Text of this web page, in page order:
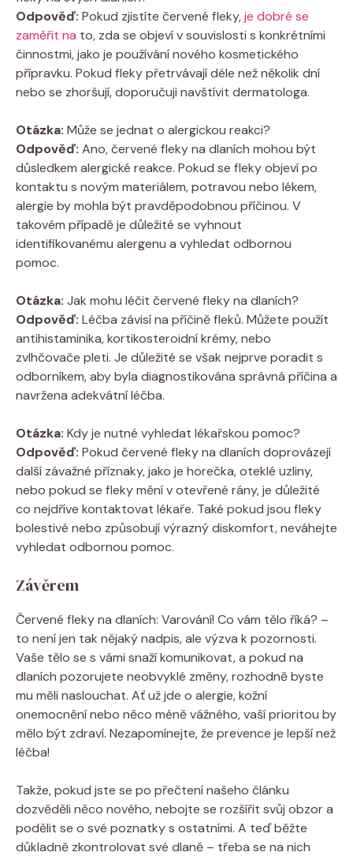
Odpověď: Pokud zjistíte červené fleky,je dobré se
zaměřit na to, zda se objeví v souvislosti s konkrétními
činnostmi, jako je používání nového kosmetického
přípravku. Pokud fleky přetrvávají déle než několik dní
nebo se zhoršují, doporučuji navštívit dermatologa.
Otázka: Může se jednat o alergickou reakci?
Odpověď: Ano, červené fleky na dlaních mohou být
důsledkem alergické reakce. Pokud se fleky objeví po
kontaktu s novým materiálem, potravou nebo lékem,
alergie by mohla být pravděpodobnou příčinou. V
takovém případě je důležité se vyhnout
identifikovanému alergenu a vyhledat odbornou
pomoc.
Otázka: Jak mohu léčit červené fleky na dlaních?
Odpověď: Léčba závisí na příčině fleků. Můžete použít
antihistaminika, kortikosteroidní krémy, nebo
zvlhčovače pleti. Je důležité se však nejprve poradit s
odborníkem, aby byla diagnostikována správná příčina a
navržena adekvátní léčba.
Otázka: Kdy je nutné vyhledat lékařskou pomoc?
Odpověď: Pokud červené fleky na dlaních doprovázejí
další závažné příznaky, jako je horečka, oteklé uzliny,
nebo pokud se fleky mění v otevřené rány, je důležité
co nejdříve kontaktovat lékaře. Také pokud jsou fleky
bolestivé nebo způsobují výrazný diskomfort, neváhejte
vyhledat odbornou pomoc.
Závěrem
Červené fleky na dlaních: Varování! Co vám tělo říká? –
to není jen tak nějaký nadpis, ale výzva k pozornosti.
Vaše tělo se s vámi snaží komunikovat, a pokud na
dlaních pozorujete neobvyklé změny, rozhodně byste
mu měli naslouchat. Ať už jde o alergie, kožní
onemocnění nebo něco méně vážného, vaší prioritou by
mělo být zdraví. Nezapomínejte, že prevence je lepší než
léčba!
Takže, pokud jste se po přečtení našeho článku
dozvěděli něco nového, nebojte se rozšířit svůj obzor a
podělit se o své poznatky s ostatními. A teď běžte
důkladně zkontrolovat své dlaně – třeba se na nich